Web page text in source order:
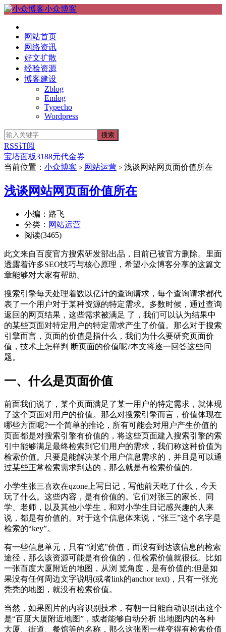
小众博客
网站首页
网络资讯
好文扩散
经验资源
博客建设
Zblog
Emlog
Typecho
Wordpress
RSS订阅
宝塔面板3188元代金券
当前位置： 小众博客 > 网站运营 > 浅谈网站网页面价值所在
浅谈网站网页面价值所在
小编：路飞
分类： 网站运营
阅读(3465)
此文来自百度官方搜索研发部出品，目前已被官方删除。里面
透露着许多SEO技巧与核心原理，希望小众博客分享的这篇文
章能够对大家有帮助。
搜索引擎每天处理着数以亿计的查询请求，每个查询请求都代
表了一个用户对于某种资源的特定需求。多数时候，通过查询
返回的网页结果，这些需求被满足 了，我们可以认为结果中
的某些页面对特定用户的特定需求产生了价值。那么对于搜索
引擎而言，页面的价值是指什么，我们为什么要研究页面价
值，技术上怎样判 断页面的价值呢?本文将逐一回答这些问
题。
一、什么是页面价值
前面我们说了，某个页面满足了某一用户的特定需求，就体现
了这个页面对用户的价值。那么对搜索引擎而言，价值体现在
哪些方面呢?一个简单的推论，所有可能会对用户产生价值的
页面都是对搜索引擎有价值的，将这些页面建入搜索引擎的索
引中能够满足最终检索到它们用户的需求，我们称这种价值为
检索价值。只要是能解决某个用户信息需求的，并且是可以通
过某些正常检索需求到达的，那么就是有检索价值的。
小学生张三喜欢在qzone上写日记，写他前天吃了什么，今天
玩了什么。这些内容，是有价值的。它们对张三的家长、同
学、老师，以及其他小学生，和对小学生日记感兴趣的人来
说，都是有价值的。对于这个信息体来说，“张三”这个名字是
检索的“key”。
有一些信息单元，只有“浏览”价值，而没有到达该信息的检索
途径，那么该资源可能是有价值的，但检索价值就很低。比如
一张百度大厦附近的地图，从浏 览角度，是有价值的;但是如
果没有任何周边文字说明(或者link的anchor text)，只有一张光
秃秃的地图，就没有检索价值。
当然，如果图片的内容识别技术，有朝一日能自动识别出这个
是“百度大厦附近地图”，或者能够自动分析 出地图内的各种
大厦、街道、餐馆等的名称，那么这张图一样变得有检索价值